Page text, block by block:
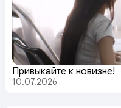
Привыкайте к новизне!
10.07.2026